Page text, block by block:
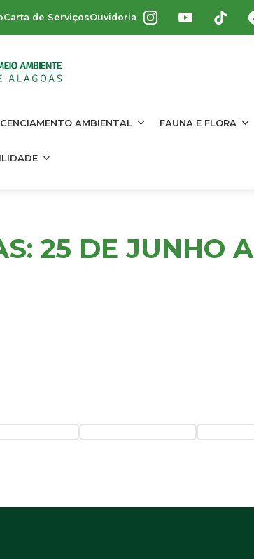
Carta de ServiçosOuvidoria
AMBIENTAL FAUNA E FLORA
25 DE JUNHO A